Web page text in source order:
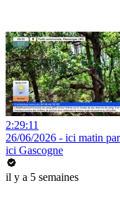
2:29:11
26/06/2026 - ici matin
ici Gascogne
il y a 5 semaines